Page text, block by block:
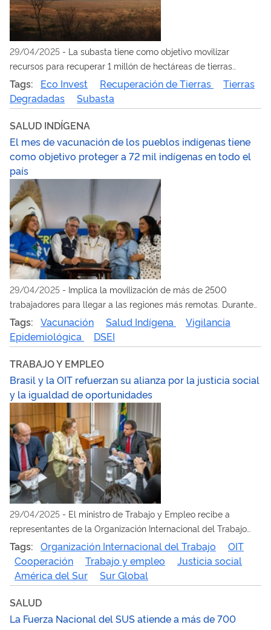
29/04/2025 - La subasta tiene como objetivo movilizar
recursos para recuperar 1 millón de hectáreas de tierras
degradadas en el marco del Programa Caminho Verde Brasil
Tags: Eco Invest Recuperación de Tierras
Tierras
Degradadas
Subasta
SALUD INDÍGENA
El mes de vacunación de los pueblos indígenas tiene
como objetivo proteger a 72 mil indígenas en todo el
país
29/04/2025 - Implica la movilización de más de 2500
trabajadores para llegar a las regiones más remotas. Durante
el lanzamiento en el estado de Bahía, se anunciaron BRL 8,8
millones para fortalecer la asistencia a los indígenas en el
estado
Tags: Vacunación Salud Indígena
Vigilancia
Epidemiológica
DSEI
TRABAJO Y EMPLEO
Brasil y la OIT refuerzan su alianza por la justicia social
y la igualdad de oportunidades
29/04/2025 - El ministro de Trabajo y Empleo recibe a
representantes de la Organización Internacional del Trabajo
para tratar acciones conjuntas en materia de protección social,
trabajo decente e igualdad salarial
Tags: Organización Internacional del Trabajo
OIT
Cooperación
Trabajo y empleo
Justicia social
América del Sur
Sur Global
SALUD
La Fuerza Nacional del SUS atiende a más de 700